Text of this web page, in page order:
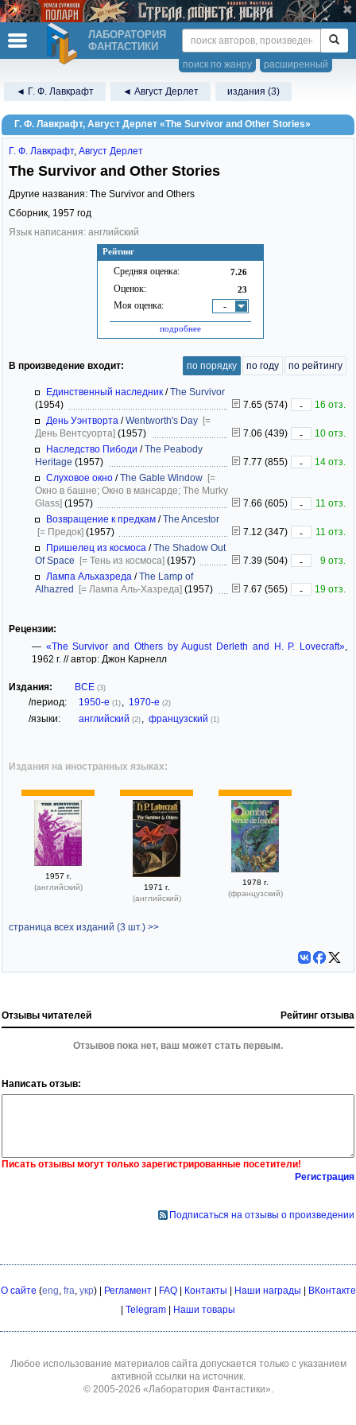
ЛАБОРАТОРИЯ
ФАНТАСТИКИ
расширенный
поиск по жанру
◄ Г. Ф. Лавкрафт ◄ Август Дерлет издания (3)
Г. Ф. Лавкрафт, Август Дерлет «The Survivor and Other Stories»
Рейтинг
Средняя оценка: 7.26
Оценок: 23
Моя оценка: -
подробнее
Г. Ф. Лавкрафт, Август Дерлет
The Survivor and Other Stories
Другие названия: The Survivor and Others
Сборник, 1957 год
Язык написания: английский
В произведение входит: по порядку по году по рейтингу
Единственный наследник /The Survivor
(1954)
7.65 (574) -
16 отз.
День Уэнтворта /Wentworth's Day [=
День Вентсуорта] (1957) 7.06 (439) -
10 отз.
Наследство Пибоди /The Peabody
Heritage (1957) 7.77 (855) -
14 отз.
Слуховое окно /The Gable Window [=
Окно в башне; Окно в мансарде; The Murky
Glass] (1957) 7.66 (605) -
11 отз.
Возвращение к предкам /The Ancestor
[= Предок] (1957) 7.12 (347) -
11 отз.
Пришелец из космоса /The Shadow Out
Of Space [= Тень из космоса] (1957) 7.39 (504) -
9 отз.
Лампа Альхазреда /The Lamp of
Alhazred [= Лампа Аль-Хазреда] (1957) 7.67 (565) - 19 отз.
Рецензии:
— «The Survivor and Others by August Derleth and H. P. Lovecraft»
1962 г. // автор: Джон Карнелл
Издания: ВСЕ (3)
/период: 1950-е (1) 1970-е (2)
/языки: английский (2) французский (1)
Издания на иностранных языках:
1957 г.
(английский)
1971 г.
(английский)
1978 г.
(французский)
страница всех изданий (3 шт.) >>
Отзывы читателей Рейтинг отзыва
Отзывов пока нет, ваш может стать первым.
Написать отзыв:
Писать отзывы могут только зарегистрированные посетители!
Регистрация
Подписаться на отзывы о произведении
О сайте (eng fra укр) | Регламент| FAQ| Контакты | Наши награды | ВКонтакте
| Telegram | Наши товары
Любое использование материалов сайта допускается только с указанием
активной ссылки на источник.
© 2005-2026 «Лаборатория Фантастики»